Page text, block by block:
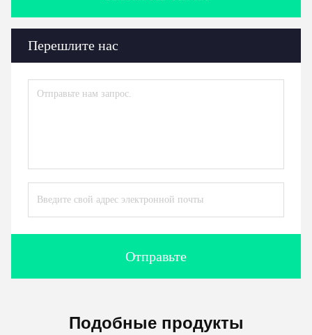
Перешлите нас
Отправьте
Подобные продукты